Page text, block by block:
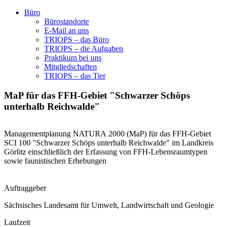
Büro
Bürostandorte
E-Mail an uns
TRIOPS – das Büro
TRIOPS – die Aufgaben
Praktikum bei uns
Mitgliedschaften
TRIOPS – das Tier
MaP für das FFH-Gebiet "Schwarzer Schöps
unterhalb Reichwalde"
Managementplanung NATURA 2000 (MaP) für das FFH-Gebiet
SCI 100 "Schwarzer Schöps unterhalb Reichwalde" im Landkreis
Görlitz einschließlich der Erfassung von FFH-Lebensraumtypen
sowie faunistischen Erhebungen
Auftraggeber
Sächsisches Landesamt für Umwelt, Landwirtschaft und Geologie
Laufzeit